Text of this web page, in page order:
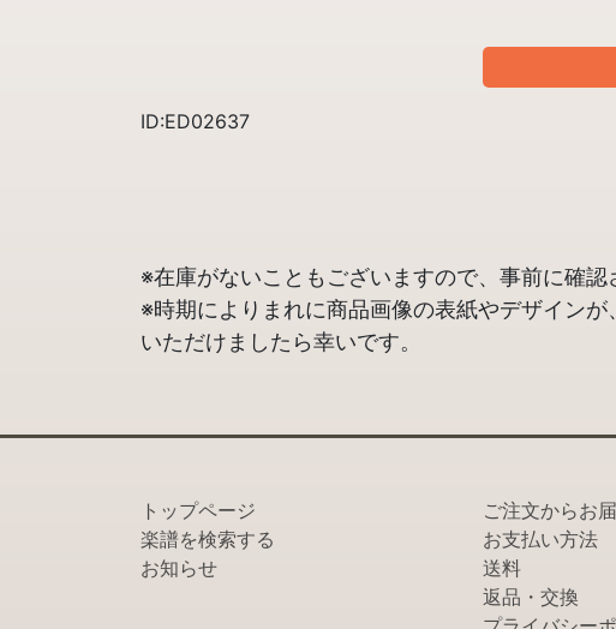
ID:ED02637
※在庫がないこともございますので、事前に確
※時期によりまれに商品画像の表紙やデザイン
いただけましたら幸いです。
トップページ
楽譜を検索する
お知らせ
ご注文からお
お支払い方法
送料
返品・交換